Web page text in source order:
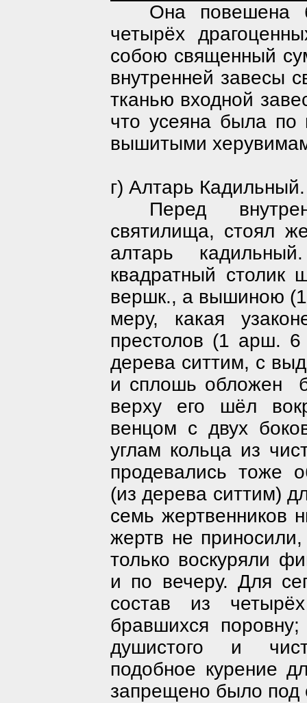
Она повешена
четырёх
собою священный
внутренней завесы
тканью входной
что усеяна была по
вышитыми
г) Алтарь Кадильный.
Перед
святилища, стоял
алтарь
квадратный
вершк., а вышиною
меру, какая
престолов (1 арш.
дерева ситтим, с
и сплошь обложен
верху его шёл
венцом с двух
углам кольца из
продевались тоже
(из дерева ситтим)
семь жертвенников
жертв не
только воскуряли
и по вечеру. Для
состав из
бравшихся
душистого и
подобное курение
запрещено было под